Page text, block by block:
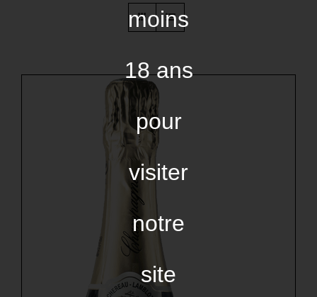
moins
18 ans
pour
visiter
notre
site